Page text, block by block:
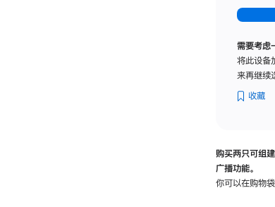
需要考虑
将此设备
来再继续
收藏
购买两只可组
广播功能。
你可以在购物